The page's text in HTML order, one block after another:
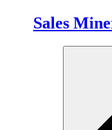
Sales